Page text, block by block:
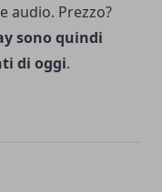
audio. Prezzo?
sono quindi
di oggi.